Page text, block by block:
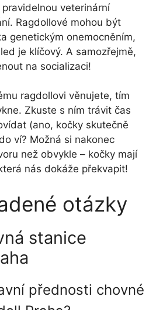
veterinární
Ragdollové mohou být
genetickým onemocněním,
je klíčový. A samozřejmě,
na socializaci!
ragdollovi věnujete, tím
Zkuste s ním trávit čas
(ano, kočky skutečně
ví? Možná si nakonec
než obvykle – kočky mají
nás dokáže překvapit!
otázky
stanice
přednosti chovné